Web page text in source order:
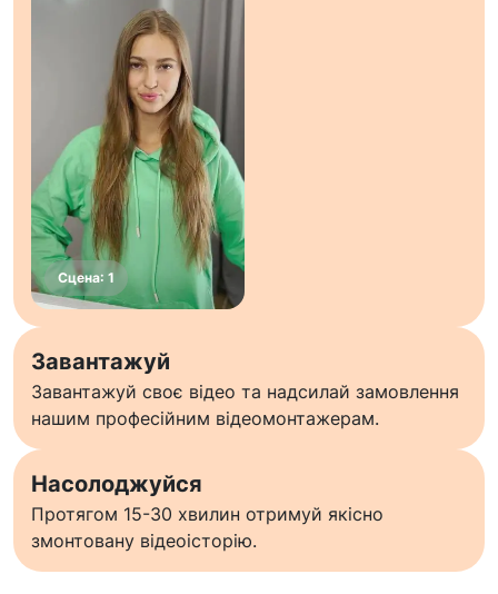
Завантажуй
Завантажуй своє відео та надсилай замовлення
нашим професійним відеомонтажерам.
Насолоджуйся
Протягом 15-30 хвилин отримуй якісно
змонтовану відеоісторію.